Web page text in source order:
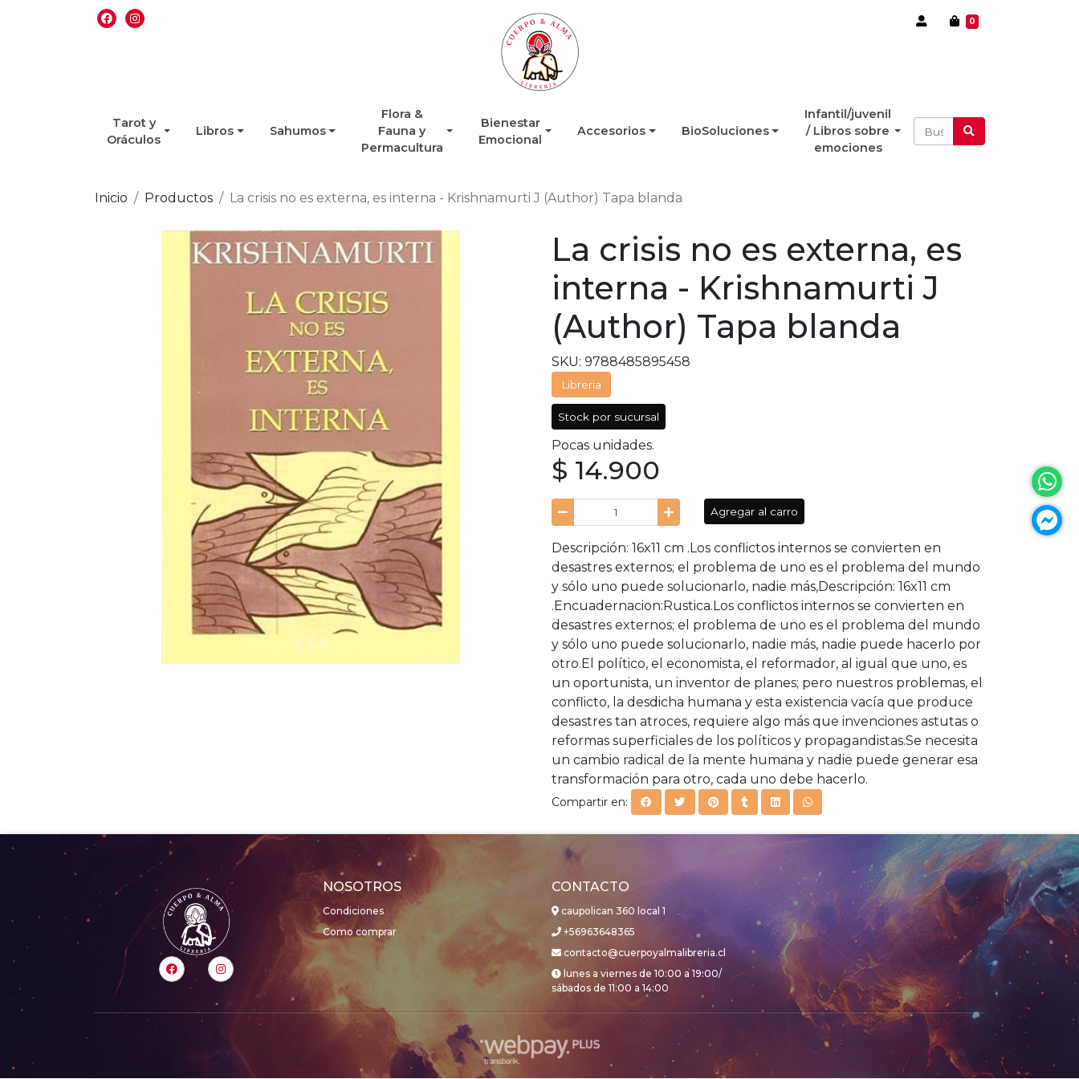
0
Tarot y
Oráculos
Libros Sahumos
Flora &
Fauna y
Permacultura
Bienestar
Emocional
Accesorios BioSoluciones
Infantil/juvenil
/ Libros sobre
emociones
Inicio Productos La crisis no es externa, es interna - Krishnamurti J (Author) Tapa blanda
La crisis no es externa, es
interna - Krishnamurti J
(Author) Tapa blanda
SKU: 9788485895458
Libreria
Stock por sucursal
Pocas unidades.
$ 14.900
Agregar al carro
Descripción: 16x11 cm .Los conflictos internos se convierten en
desastres externos; el problema de uno es el problema del mundo
y sólo uno puede solucionarlo, nadie más,Descripción: 16x11 cm
.Encuadernacion:Rustica.Los conflictos internos se convierten en
desastres externos; el problema de uno es el problema del mundo
y sólo uno puede solucionarlo, nadie más, nadie puede hacerlo por
otro.El político, el economista, el reformador, al igual que uno, es
un oportunista, un inventor de planes; pero nuestros problemas, el
conflicto, la desdicha humana y esta existencia vacía que produce
desastres tan atroces, requiere algo más que invenciones astutas o
reformas superficiales de los políticos y propagandistas.Se necesita
un cambio radical de la mente humana y nadie puede generar esa
transformación para otro, cada uno debe hacerlo.
Compartir en:
NOSOTROS
Condiciones
Como comprar
CONTACTO
caupolican 360 local 1
+56963648365
contacto@cuerpoyalmalibreria.cl
lunes a viernes de 10:00 a 19:00/
sábados de 11:00 a 14:00